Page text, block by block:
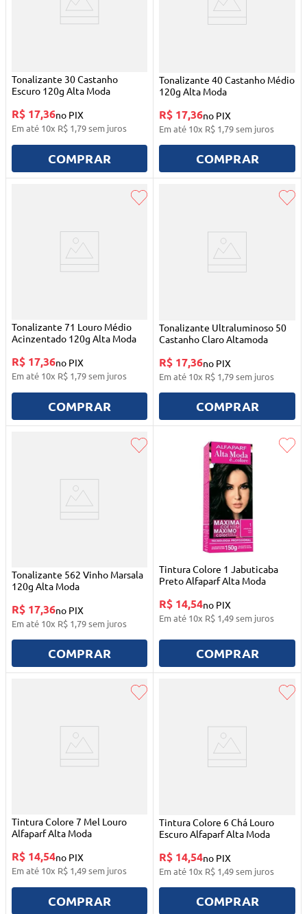
Tonalizante 30 Castanho
Escuro 120g Alta Moda
R$ 17,36no PIX
Em até 10x R$ 1,79sem juros
COMPRAR
Tonalizante 40 Castanho Médio
120g Alta Moda
R$ 17,36no PIX
Em até 10x R$ 1,79sem juros
COMPRAR
Tonalizante 71 Louro Médio
Acinzentado 120g Alta Moda
R$ 17,36no PIX
Em até 10x R$ 1,79sem juros
COMPRAR
Tonalizante Ultraluminoso 50
Castanho Claro Altamoda
R$ 17,36no PIX
Em até 10x R$ 1,79sem juros
COMPRAR
Tonalizante 562 Vinho Marsala
120g Alta Moda
R$ 17,36no PIX
Em até 10x R$ 1,79sem juros
COMPRAR
Tintura Colore 1 Jabuticaba
Preto Alfaparf Alta Moda
R$ 14,54no PIX
Em até 10x R$ 1,49sem juros
COMPRAR
Tintura Colore 7 Mel Louro
Alfaparf Alta Moda
R$ 14,54no PIX
Em até 10x R$ 1,49sem juros
COMPRAR
Tintura Colore 6 Chá Louro
Escuro Alfaparf Alta Moda
R$ 14,54no PIX
Em até 10x R$ 1,49sem juros
COMPRAR